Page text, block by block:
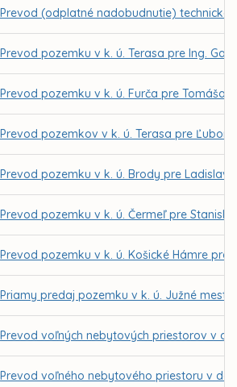
Prevod (odplatné nadobudnutie)
Prevod pozemku v k. ú. Terasa pre Ing.
Prevod pozemku v k. ú. Furča pre Tomáša
Prevod pozemkov v k. ú. Terasa pre
Prevod pozemku v k. ú. Brody pre
Prevod pozemku v k. ú. Čermeľ pre
Prevod pozemku v k. ú. Košické Hámre pre
Priamy predaj pozemku v k. ú. Južné mesto
Prevod voľných nebytových priestorov v
Prevod voľného nebytového priestoru v